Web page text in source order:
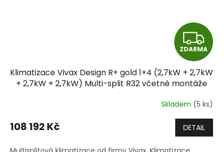
Z
D
A
R
M
A
ZDARMA
Klimatizace Vivax Design R+ gold 1+4 (2,7kW + 2,7kW
+ 2,7kW + 2,7kW) Multi-split R32 včetně montáže
Skladem (5 ks)
108 192 Kč DETAIL